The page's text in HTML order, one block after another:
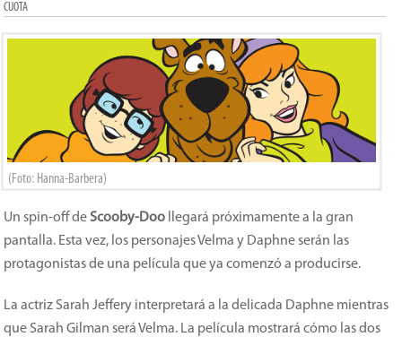
CUOTA
(Foto: Hanna-Barbera)
Un spin-off deScooby-Doo llegará próximamente a la gran
pantalla. Esta vez, los personajes Velma y Daphne serán las
protagonistas de una película que ya comenzó a producirse.
La actriz Sarah Jeffery interpretará a la delicada Daphne mientras
que Sarah Gilman será Velma. La película mostrará cómo las dos